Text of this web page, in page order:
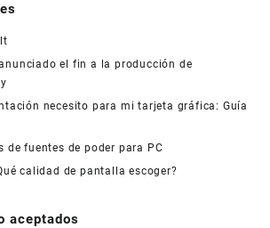
el fin a la producción de
necesito para mi tarjeta gráfica: Guía
de fuentes de poder para PC
calidad de pantalla escoger?
aceptados